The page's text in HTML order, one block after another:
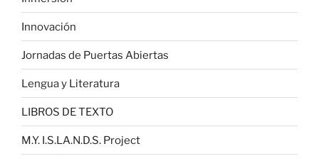
Innovación
Jornadas de Puertas Abiertas
Lengua y Literatura
LIBROS DE TEXTO
M.Y. I.S.LA.N.D.S. Project